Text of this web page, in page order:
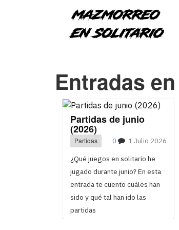
Entradas
Partidas de junio
(2026)
Partidas 1 Julio 2026
0
¿Qué juegos en solitario he
jugado durante junio? En esta
entrada te cuento cuáles han
sido y qué tal han ido las
partidas